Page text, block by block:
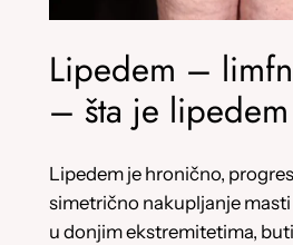
Lipedem –
– šta je lipedem
Lipedem je hronično,
simetrično nakupljanje
u donjim ekstremitetima,